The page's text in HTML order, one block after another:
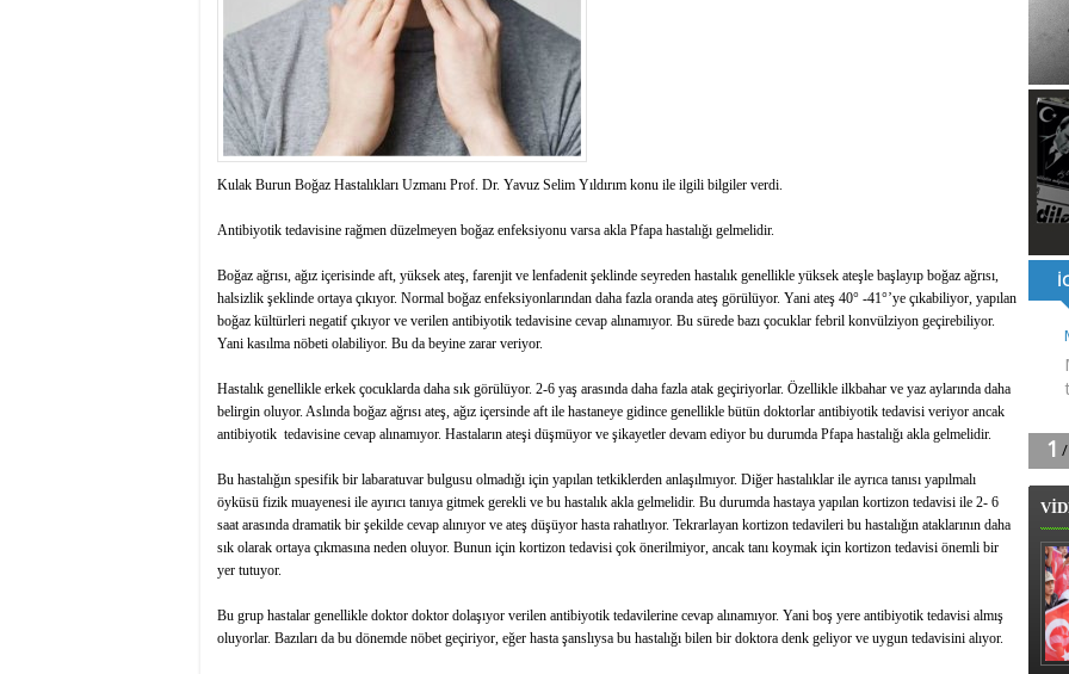
13:13- Başkan Genç, Şırnak'ta dönel kavşak çağrısını yineledi
13:07 - Bakan Memişoğlu: 500 yataklı hastanemizi 2027'nin ikinci yarısında hizmete açacağız
13:06
- Bitlis'te bir kişinin hayatını kaybettiği husumet barışla son buldu
13:05
- Öter: Çiftçinin kullandığı mazot, gübre ve ilaçtan ÖTV ve KDV alınmamalı
13:03
- Batman Üniversitesinin 2026 YKS kontenjanı 2 bin 737'ye yükseldi
Kulak Burun Boğaz Hastalıkları Uzmanı Prof. Dr. Yavuz Selim Yıldırım konu ile ilgili bilgiler verdi.
Antibiyotik tedavisine rağmen düzelmeyen boğaz enfeksiyonu varsa akla Pfapa hastalığı gelmelidir.
Boğaz ağrısı, ağız içerisinde aft, yüksek ateş, farenjit ve lenfadenit şeklinde seyreden hastalık genellikle yüksek ateşle başlayıp boğaz ağrısı,
halsizlik şeklinde ortaya çıkıyor. Normal boğaz enfeksiyonlarından daha fazla oranda ateş görülüyor. Yani ateş 40° -41°’ye çıkabiliyor, yapılan
boğaz kültürleri negatif çıkıyor ve verilen antibiyotik tedavisine cevap alınamıyor. Bu sürede bazı çocuklar febril konvülziyon geçirebiliyor.
Yani kasılma nöbeti olabiliyor. Bu da beyine zarar veriyor.
Hastalık genellikle erkek çocuklarda daha sık görülüyor. 2-6 yaş arasında daha fazla atak geçiriyorlar. Özellikle ilkbahar ve yaz aylarında daha
belirgin oluyor. Aslında boğaz ağrısı ateş, ağız içersinde aft ile hastaneye gidince genellikle bütün doktorlar antibiyotik tedavisi veriyor ancak
antibiyotik tedavisine cevap alınamıyor. Hastaların ateşi düşmüyor ve şikayetler devam ediyor bu durumda Pfapa hastalığı akla gelmelidir.
Bu hastalığın spesifik bir labaratuvar bulgusu olmadığı için yapılan tetkiklerden anlaşılmıyor. Diğer hastalıklar ile ayrıca tanısı yapılmalı
öyküsü fizik muayenesi ile ayırıcı tanıya gitmek gerekli ve bu hastalık akla gelmelidir. Bu durumda hastaya yapılan kortizon tedavisi ile 2- 6
saat arasında dramatik bir şekilde cevap alınıyor ve ateş düşüyor hasta rahatlıyor. Tekrarlayan kortizon tedavileri bu hastalığın ataklarının daha
sık olarak ortaya çıkmasına neden oluyor. Bunun için kortizon tedavisi çok önerilmiyor, ancak tanı koymak için kortizon tedavisi önemli bir
yer tutuyor.
Bu grup hastalar genellikle doktor doktor dolaşıyor verilen antibiyotik tedavilerine cevap alınamıyor. Yani boş yere antibiyotik tedavisi almış
oluyorlar. Bazıları da bu dönemde nöbet geçiriyor, eğer hasta şanslıysa bu hastalığı bilen bir doktora denk geliyor ve uygun tedavisini alıyor.